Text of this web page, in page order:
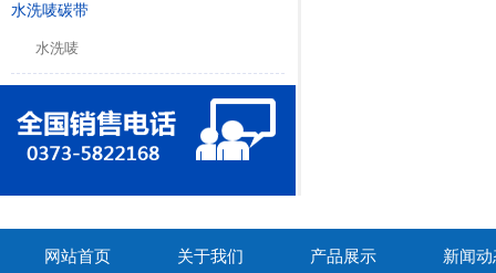
水洗唛碳带
水洗唛
网站首页 关于我们 产品展示 新闻动